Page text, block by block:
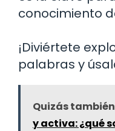
conocimiento
¡Diviértete
palabras y
Quizás
y activa: ¿qué